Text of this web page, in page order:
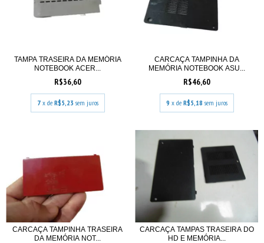
TAMPA TRASEIRA DA MEMÓRIA
NOTEBOOK ACER...
R$36,60
7 x de R$5,23 sem juros
CARCAÇA TAMPINHA DA
MEMÓRIA NOTEBOOK ASU...
R$46,60
9 x de R$5,18 sem juros
CARCAÇA TAMPINHA TRASEIRA
DA MEMÓRIA NOT...
CARCAÇA TAMPAS TRASEIRA DO
HD E MEMÓRIA...